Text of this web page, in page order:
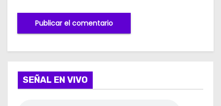
SEÑAL EN VIVO